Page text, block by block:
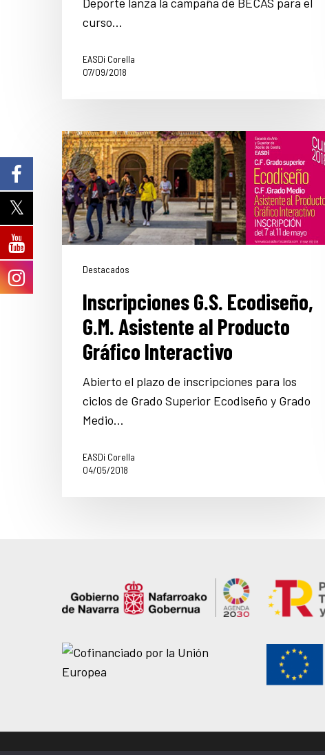
curso…
EASDi Corella
07/09/2018
Destacados
Inscripciones G.S. Ecodiseño,
G.M. Asistente al Producto
Gráfico Interactivo
Abierto el plazo de inscripciones para los
ciclos de Grado Superior Ecodiseño y Grado
Medio…
EASDi Corella
04/05/2018